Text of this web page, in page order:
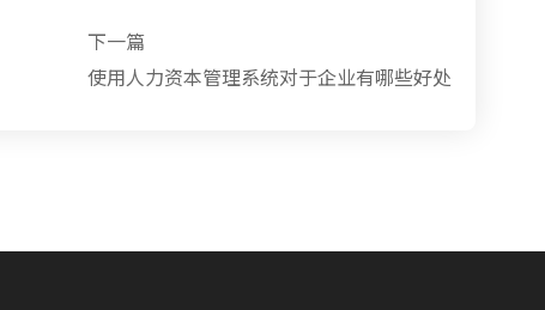
下一篇
使用人力资本管理系统对于企业有哪些好处